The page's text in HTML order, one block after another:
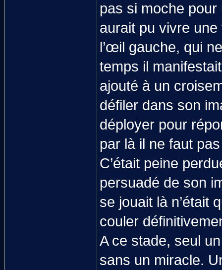
pas si moche pour
aurait pu vivre
l’œil gauche, qui
temps il
ajouté à un
défiler dans son
déployer pour
par là il ne faut
C’était peine
persuadé de son
se jouait là n’était
couler
A ce stade, seul
sans un miracle.